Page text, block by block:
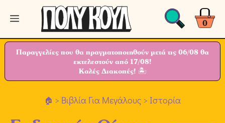
Μετάβαση
περιεχόμενο
0
Μενού
Παραγγελίες που θα πραγματοποιηθούν μετά τις 06/08 θα
εκτελεστούν από 17/08!
Καλές Διακοπές! 🏝
> Βιβλία Για Μεγάλους > Ιστορία